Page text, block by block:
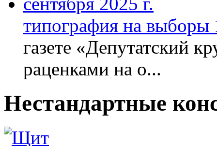
типография на выборы
газете «Депутатский
раценками на о...
Нестандартные